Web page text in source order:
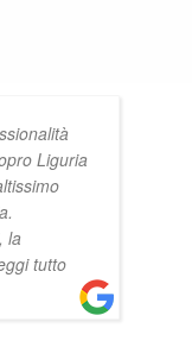
Liguria
la
tutto